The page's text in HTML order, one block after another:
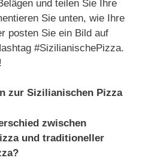
und teilen Sie Ihre
Sie unten, wie Ihre
posten Sie ein Bild auf
#SizilianischePizza.
zur Sizilianischen Pizza
zwischen
und traditioneller